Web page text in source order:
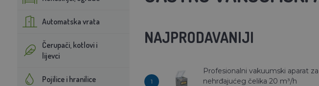
Automatska vrata
Čerupači, kotlovi i
lijevci
Pojilice i hranilice
NAJPRODAVANIJI
1
Profesionalni vakuumski aparat
nehrđajućeg čelika 20 m³/h